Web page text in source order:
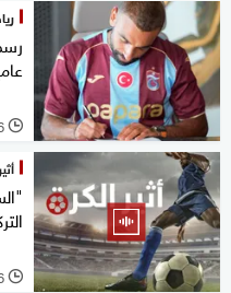
l
6
l
6